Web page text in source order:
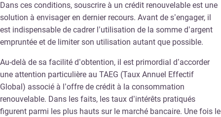
Dans ces conditions, souscrire à un crédit renouvelable est une
solution à envisager en dernier recours. Avant de s’engager, il
est indispensable de cadrer l’utilisation de la somme d’argent
empruntée et de limiter son utilisation autant que possible.
Au-delà de sa facilité d’obtention, il est primordial d’accorder
une attention particulière au TAEG (Taux Annuel Effectif
Global) associé à l’offre de crédit à la consommation
renouvelable. Dans les faits, les taux d’intérêts pratiqués
figurent parmi les plus hauts sur le marché bancaire. Une fois le